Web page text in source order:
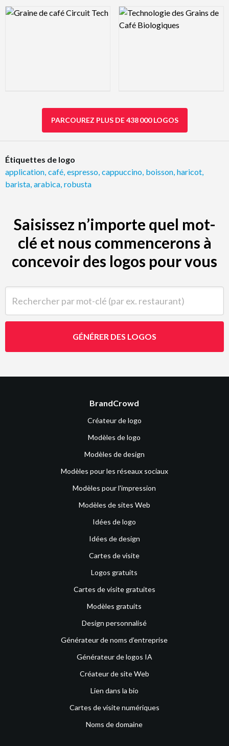
Logo Preview Image Logo Preview Image
PARCOUREZ PLUS DE 438 000 LOGOS
Étiquettes de logo
application café espresso cappuccino boisson haricot
barista arabica robusta
Saisissez n’importe quel mot-
clé et nous commencerons à
concevoir des logos pour vous
GÉNÉRER DES LOGOS
BrandCrowd
Créateur de logo
Modèles de logo
Modèles de design
Modèles pour les réseaux sociaux
Modèles pour l'impression
Modèles de sites Web
Idées de logo
Idées de design
Cartes de visite
Logos gratuits
Cartes de visite gratuites
Modèles gratuits
Design personnalisé
Générateur de noms d’entreprise
Générateur de logos IA
Créateur de site Web
Lien dans la bio
Cartes de visite numériques
Noms de domaine